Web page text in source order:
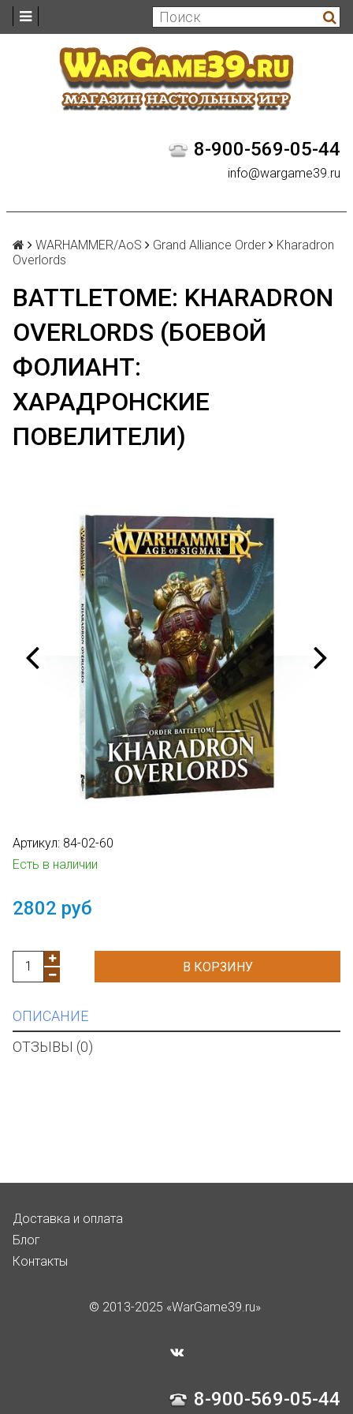
8-900-569-05-44
info@wargame39.ru
WARHAMMER/AoS Grand Alliance Order
Kharadron
Overlords
BATTLETOME: KHARADRON
OVERLORDS (БОЕВОЙ
ФОЛИАНТ:
ХАРАДРОНСКИЕ
ПОВЕЛИТЕЛИ)
Артикул: 84-02-60
Есть в наличии
2802 руб
В КОРЗИНУ
ОПИСАНИЕ
ОТЗЫВЫ (0)
Доставка и оплата
Блог
Контакты
© 2013-2025 «WarGame39.ru»
8-900-569-05-44